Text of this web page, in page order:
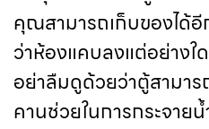
คุณสามารถเก็บของได้อี
ว่าห้องแคบลงแต่อย่าง
อย่าลืมดูด้วยว่าตู้สามา
คานช่วยในการกระจาย